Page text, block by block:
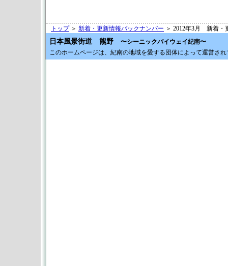
トップ＞ 新着・更新情報バックナンバー ＞ 2012年3月 新着・
日本風景街道 熊野 〜シーニックバイウェイ紀南〜
このホームページは、紀南の地域を愛する団体によって運営さ